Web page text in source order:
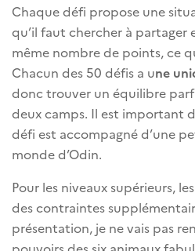
Chaque défi propose une
qu’il faut chercher à partager
même nombre de points, ce
Chacun des 50 défis a une
donc trouver un équilibre
deux camps. Il est important
défi est accompagné d’une
monde d’Odin.
Pour les niveaux supérieurs,
des contraintes
présentation, je ne vais pas